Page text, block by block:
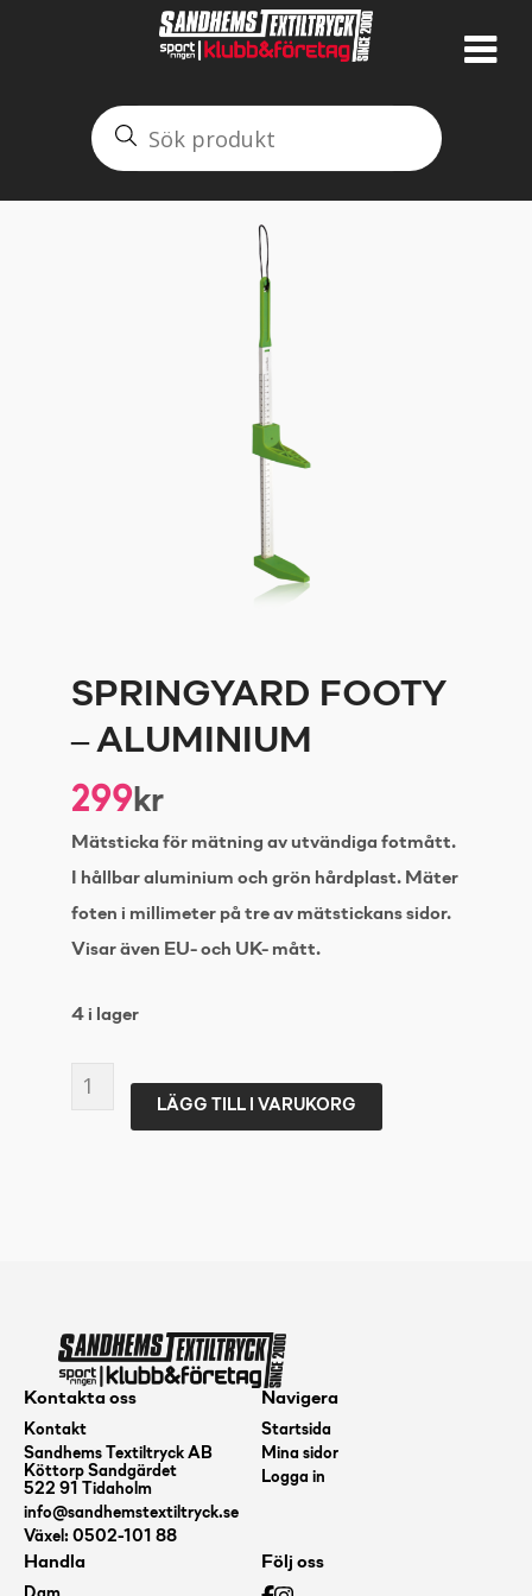
SPRINGYARD FOOTY
– ALUMINIUM
299kr
Mätsticka för mätning av utvändiga fotmått.
I hållbar aluminium och grön hårdplast. Mäter
foten i millimeter på tre av mätstickans sidor.
Visar även EU- och UK- mått.
4 i lager
SPRINGYARD
LÄGG TILL I VARUKORG
Kontakta oss
Kontakt
Sandhems Textiltryck AB
Köttorp Sandgärdet
522 91 Tidaholm
info@sandhemstextiltryck.se
Växel: 0502-101 88
Navigera
Startsida
Mina sidor
Logga in
Handla Följ oss